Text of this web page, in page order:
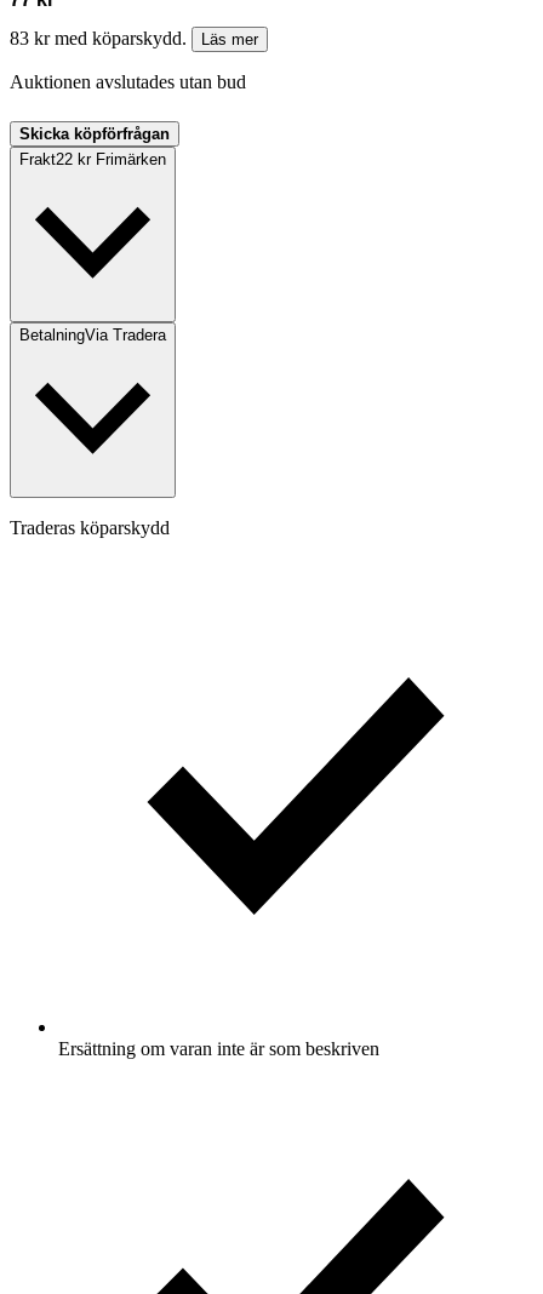
83 kr med köparskydd.
Läs mer
Auktionen avslutades utan bud
Skicka köpförfrågan
Frakt22 kr Frimärken
BetalningVia Tradera
Traderas köparskydd
Ersättning om varan inte är som beskriven